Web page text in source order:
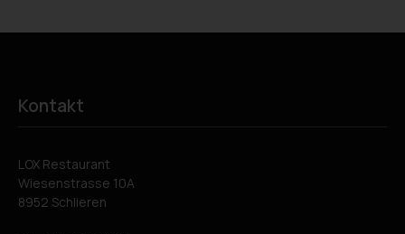
Kontakt
LOX Restaurant
Wiesenstrasse 10A
8952 Schlieren